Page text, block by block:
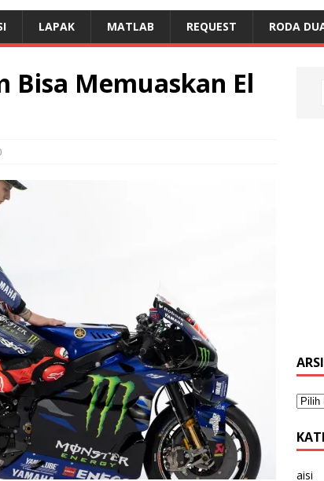
LAPAK MATLAB REQUEST RODA
Bisa Memuaskan El
aisi